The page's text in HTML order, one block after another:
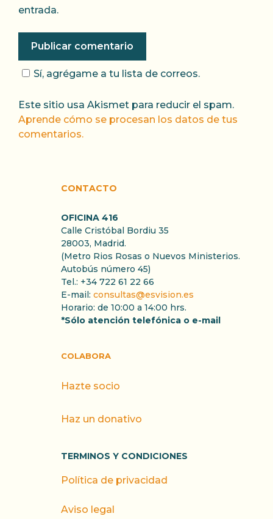
entrada.
Sí, agrégame a tu lista de correos.
Este sitio usa Akismet para reducir el spam.
Aprende cómo se procesan los datos de tus
comentarios.
CONTACTO
OFICINA 416
Calle Cristóbal Bordiu 35
28003, Madrid.
(Metro Rios Rosas o Nuevos Ministerios.
Autobús número 45)
Tel.: +34 722 61 22 66
E-mail: consultas@esvision.es
Horario: de 10:00 a 14:00 hrs.
*Sólo atención telefónica o e-mail
COLABORA
Hazte socio
Haz un donativo
TERMINOS Y CONDICIONES
Política de privacidad
Aviso legal